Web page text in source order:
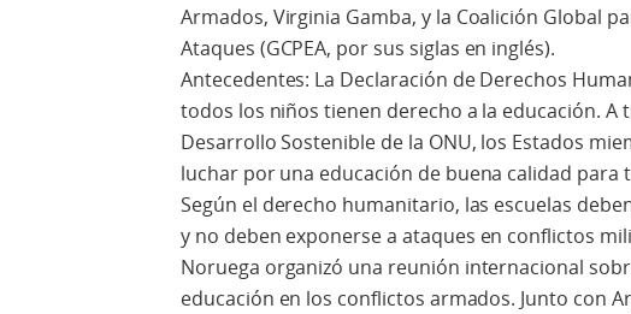
Armados, Virginia Gamba, y la Coalición Global
Ataques (GCPEA, por sus siglas en inglés).
Antecedentes: La Declaración de Derechos
todos los niños tienen derecho a la educación. A
Desarrollo Sostenible de la ONU, los Estados
luchar por una educación de buena calidad para
Según el derecho humanitario, las escuelas
y no deben exponerse a ataques en conflictos
Noruega organizó una reunión internacional
educación en los conflictos armados. Junto con